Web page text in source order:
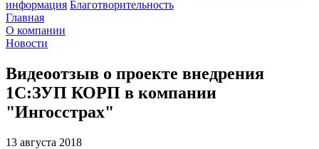
информация Благотворительность
Главная
О компании
Новости
Видеоотзыв о проекте внедрения
1С:ЗУП КОРП в компании
"Ингосстрах"
13 августа 2018